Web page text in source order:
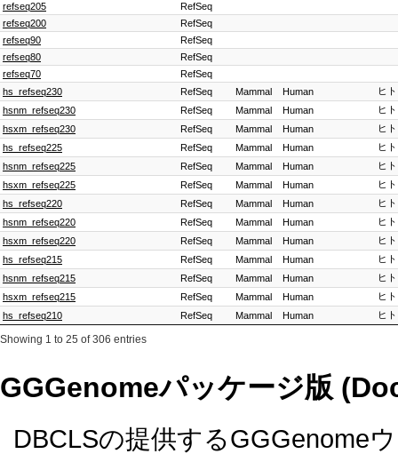
refseq205
RefSeq
refseq200
RefSeq
refseq90
RefSeq
refseq80
RefSeq
refseq70
RefSeq
hs_refseq230
RefSeq Mammal Human
ヒト
hsnm_refseq230
RefSeq Mammal Human
ヒト
hsxm_refseq230
RefSeq Mammal Human
ヒト
hs_refseq225
RefSeq Mammal Human
ヒト
hsnm_refseq225
RefSeq Mammal Human
ヒト
hsxm_refseq225
RefSeq Mammal Human
ヒト
hs_refseq220
RefSeq Mammal Human
ヒト
hsnm_refseq220
RefSeq Mammal Human
ヒト
hsxm_refseq220
RefSeq Mammal Human
ヒト
hs_refseq215
RefSeq Mammal Human
ヒト
hsnm_refseq215
RefSeq Mammal Human
ヒト
hsxm_refseq215
RefSeq Mammal Human
ヒト
hs_refseq210
RefSeq Mammal Human ヒト
Showing 1 to 25 of 306 entries
GGGenomeパッケージ版
DBCLSの提供するGGGenome